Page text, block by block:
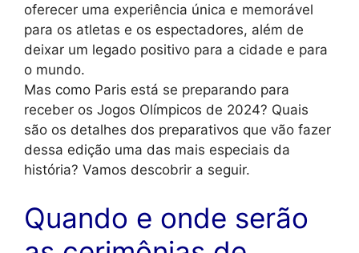
oferecer uma experiência única e memorável
para os atletas e os espectadores, além de
deixar um legado positivo para a cidade e para
o mundo.
Mas como Paris está se preparando para
receber os Jogos Olímpicos de 2024? Quais
são os detalhes dos preparativos que vão fazer
dessa edição uma das mais especiais da
história? Vamos descobrir a seguir.
Quando e onde serão